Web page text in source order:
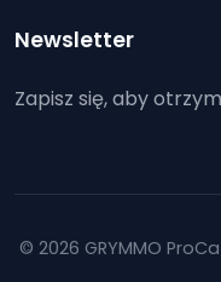
Newsletter
Zapisz się, aby
© 2026 GRYMMO